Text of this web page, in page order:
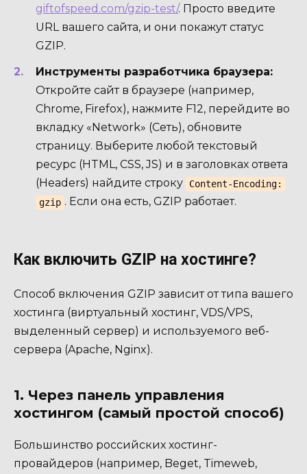
giftofspeed.com/gzip-test/. Просто введите
URL вашего сайта, и они покажут статус
GZIP.
Инструменты разработчика браузера:
Откройте сайт в браузере (например,
Chrome, Firefox), нажмите F12, перейдите во
вкладку «Network» (Сеть), обновите
страницу. Выберите любой текстовый
ресурс (HTML, CSS, JS) и в заголовках ответа
(Headers) найдите строку
Content-Encoding:
gzip . Если она есть, GZIP работает.
Как включить GZIP на хостинге?
Способ включения GZIP зависит от типа вашего
хостинга (виртуальный хостинг, VDS/VPS,
выделенный сервер) и используемого веб-
сервера (Apache, Nginx).
1. Через панель управления
хостингом (самый простой способ)
Большинство российских хостинг-
провайдеров (например, Beget, Timeweb,